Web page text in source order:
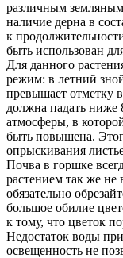
различным
наличие дерна в
к
быть использован
Для данного
режим: в летний
превышает отметку
должна падать ниже
атмосферы, в
быть повышена.
опрыскивания
Почва в горшке
растением так же
обязательно
большое обилие
к тому, что цветок
Недостаток воды
освещенность не